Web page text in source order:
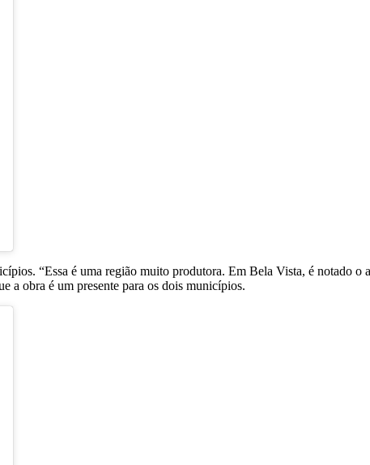
“Essa é uma região muito produtora. Em Bela Vista, é notado o
a obra é um presente para os dois municípios.